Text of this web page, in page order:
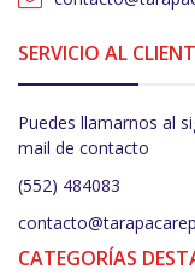
SERVICIO AL
Puedes llamarnos al
mail de contacto
(552) 484083
CATEGORÍAS